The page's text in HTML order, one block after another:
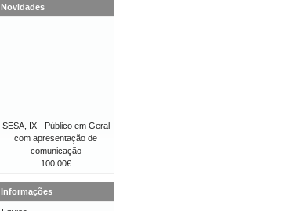
Novidades
SESA, IX - Público em Geral
com apresentação de
comunicação
100,00€
Informações